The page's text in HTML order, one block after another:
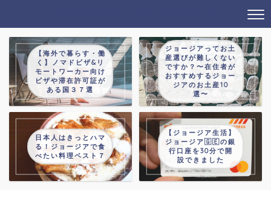
【海外で暮らす・働
く】ノマドビザ&リ
モートワーカー向け
ビザや滞在許可証が
ある国３７選
ジョージアってお土
産選びが難しくない
ですか？〜在住者が
おすすめするジョー
ジアのお土産10
選〜
日本人はきっとハマ
る！ジョージアで食
べたい料理ベスト７
【ジョージア生活】
ジョージア🇬🇪の銀
行口座を30分で開
設できました